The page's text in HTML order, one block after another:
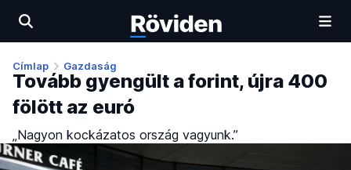
Címlap Gazdaság
Tovább gyengült a forint, újra 400
fölött az euró
„Nagyon kockázatos ország vagyunk.”